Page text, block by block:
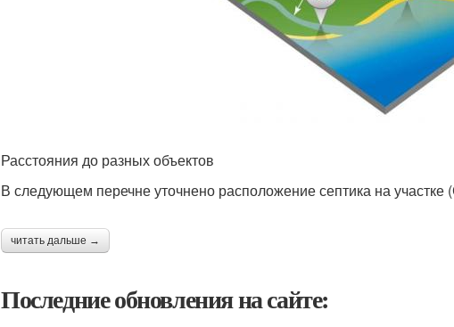
Расстояния до разных объектов
В следующем перечне уточнено расположение септика на
читать дальше →
Последние обновления на сайте: